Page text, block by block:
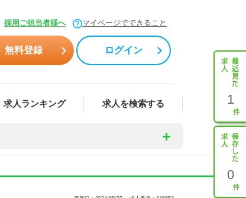
採用ご担当者様へ マイページでできること
無料登録 ログイン
求人ランキング 求人を検索する 1
0